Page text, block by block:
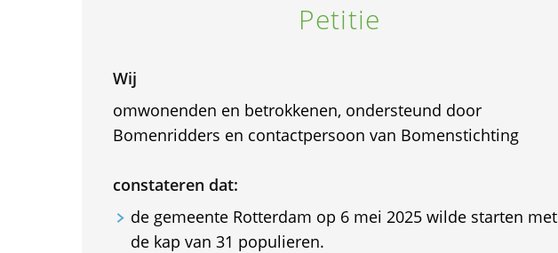
Petitie
Wij
omwonenden en betrokkenen, ondersteund door
Bomenridders en contactpersoon van Bomenstichting
constateren dat:
de gemeente Rotterdam op 6 mei 2025 wilde starten met
de kap van 31 populieren.